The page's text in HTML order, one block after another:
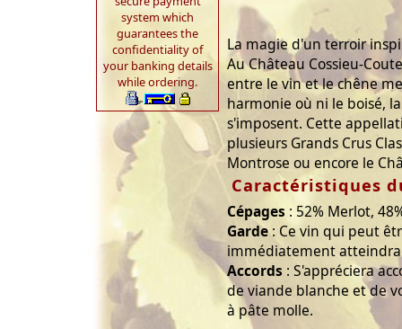
system which
guarantees the
confidentiality of
your banking details
while ordering.
La magie d'un terroir
Au Château Cossieu-
entre le vin et le chêne
harmonie où ni le boisé,
s'imposent. Cette
plusieurs Grands Crus
Montrose ou encore le
Caractéristiques
Cépages : 52% Merlot,
Garde: Ce vin qui peut
immédiatement
Accords : S'appréciera
de viande blanche et de
à pâte molle.